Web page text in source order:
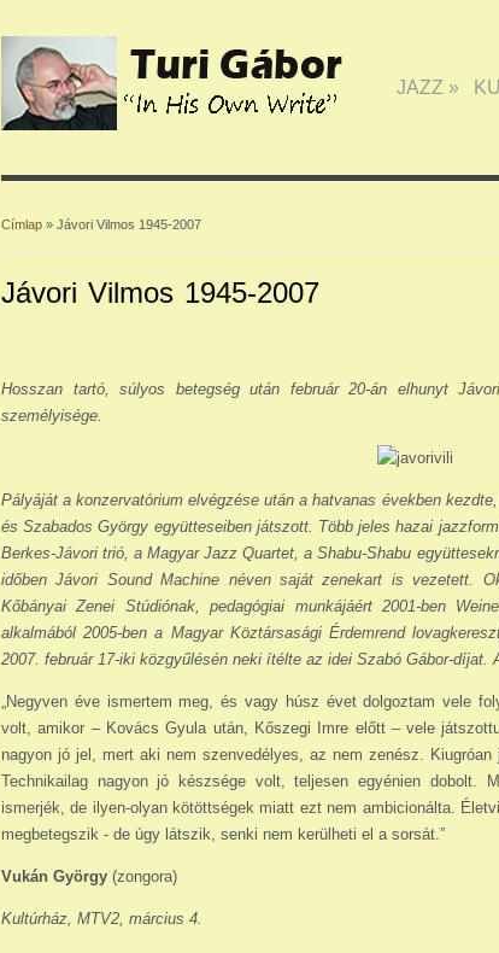
JAZZ »
Címlap » Jávori Vilmos 1945-2007
Jávori Vilmos 1945-2007
Hosszan tartó, súlyos betegség után február 20-án elhunyt
személyisége.
Pályáját a konzervatórium elvégzése után a hatvanas évek­ben
és Szabados György együt­teseiben játszott. Több jeles hazai
Berkes-Jávori trió, a Magyar Jazz Quartet, a Shabu-Shabu
időben Jávori Sound Machine néven saját zenekart is vezetett.
Kőbányai Zenei Stúdiónak, pedagógiai mun­ká­jáért 2001-ben
alkalmából 2005-ben a Magyar Köztársasági Érdemrend
2007. február 17-iki közgyűlésén neki ítélte az idei Szabó Gábor-díjat.
„Negyven éve ismertem meg, és vagy húsz évet dolgoztam vele
volt, amikor – Kovács Gyula után, Kőszegi Imre előtt – vele
nagyon jó jel, mert aki nem szen­ve­délyes, az nem zenész. Kiugróan
Techni­kailag nagyon jó készsége volt, teljesen egyénien dobolt.
ismerjék, de ilyen-olyan kötöttségek miatt ezt nem ambicionálta.
megbetegszik - de úgy látszik, senki nem kerülheti el a sorsát.”
Vukán György (zongora)
Kultúrház, MTV2, március 4.